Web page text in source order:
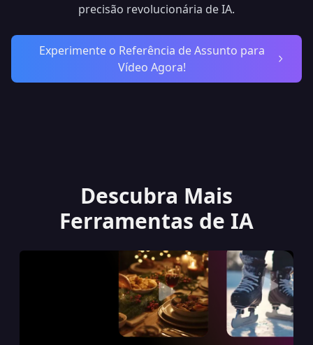
precisão revolucionária de IA.
Experimente o Referência de Assunto para
Vídeo Agora!
Descubra Mais
Ferramentas de IA